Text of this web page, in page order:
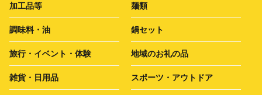
加工品等 麺類
調味料・油 鍋セット
旅行・イベント・体験 地域のお礼の品
雑貨・日用品 スポーツ・アウトドア